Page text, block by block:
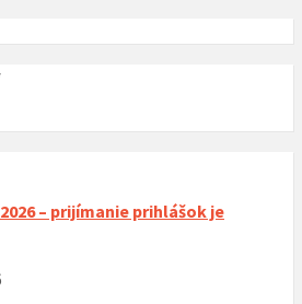
– prijímanie prihlášok je